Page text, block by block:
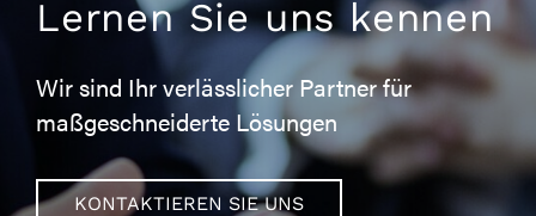
Lernen Sie uns kennen
Wir sind Ihr verlässlicher Partner für
maßgeschneiderte Lösungen
KONTAKTIEREN SIE UNS